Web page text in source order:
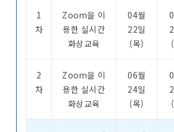
1
차
Zoom을 이
용한 실시간
화상교육
04월
22일
(목)
2
차
Zoom을 이
용한 실시간
화상교육
06월
24일
(목)